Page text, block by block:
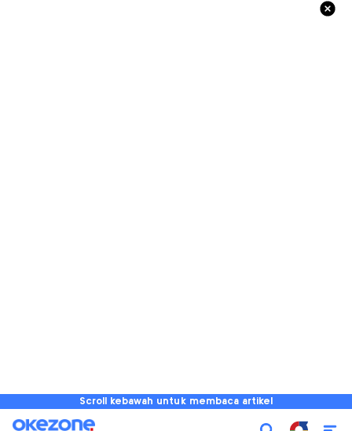
Scroll kebawah untuk membaca artikel